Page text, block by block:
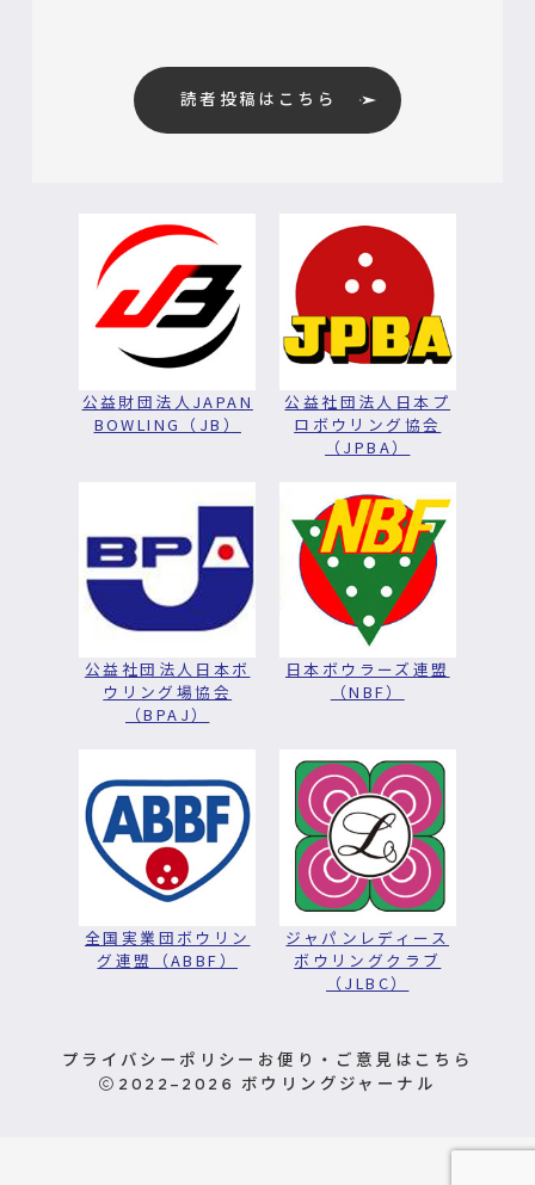
読者投稿はこちら
公益財団法人JAPAN
BOWLING（JB）
公益社団法人日本プ
ロボウリング協会
（JPBA）
公益社団法人日本ボ
ウリング場協会
（BPAJ）
日本ボウラーズ連盟
（NBF）
全国実業団ボウリン
グ連盟（ABBF）
ジャパンレディース
ボウリングクラブ
（JLBC）
プライバシーポリシー お便り・ご意見はこちら
2022–2026 ボウリングジャーナル